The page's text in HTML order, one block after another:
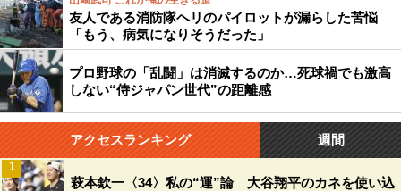
友人である消防隊ヘリのパイロットが漏らした苦悩
「もう、病気になりそうだった」
プロ野球の「乱闘」は消滅するのか…死球禍でも激高
しない“侍ジャパン世代”の距離感
アクセスランキング 週間
萩本欽一〈34〉私の“運”論 大谷翔平のカネを使い込
1